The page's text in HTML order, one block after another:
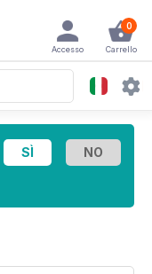
0
Carrello
Accesso